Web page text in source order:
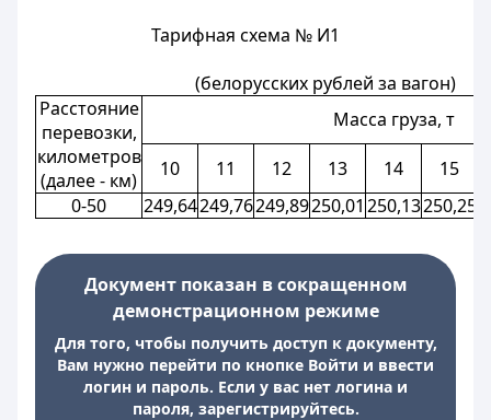
Тарифная схема № И1
(белорусских рублей за вагон)
Расстояние
перевозки,
километров
(далее - км)
Масса груза, т
10 11 12 13 14
15
0-50
249,64249,76249,89250,01 250,13250,25
Документ показан в сокращенном
демонстрационном режиме
Для того, чтобы получить доступ к документу,
Вам нужно перейти по кнопке Войти и ввести
логин и пароль. Если у вас нет логина и
пароля, зарегистрируйтесь.